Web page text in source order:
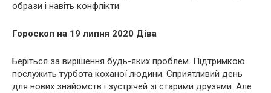
образи і навіть конфлікти.
Гороскоп на 19 липня 2020 Діва
Беріться за вирішення будь-яких проблем. Підтримкою
послужить турбота коханої людини. Сприятливий день
для нових знайомств і зустрічей зі старими друзями. Але